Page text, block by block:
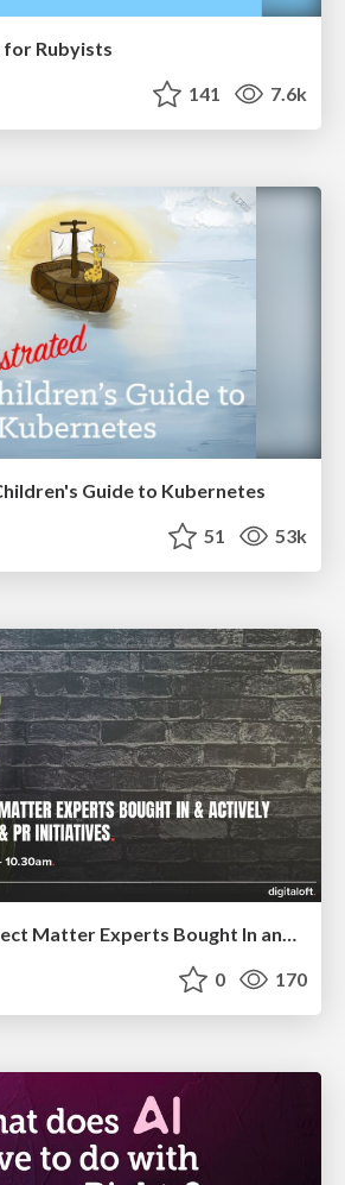
for Rubyists
141 7.6k
Guide to Kubernetes
51 53k
0 170